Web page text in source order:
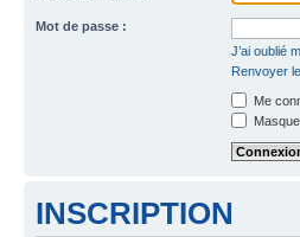
Mot de passe :
J’ai oublié
Renvoyer
Me
INSCRIPTION